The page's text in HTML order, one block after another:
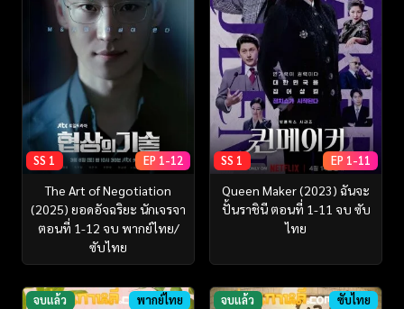
SS 1 EP 1-12
The Art of Negotiation
(2025) ยอดอัจฉริยะ นักเจรจา
ตอนที่ 1-12 จบ พากย์ไทย/
ซับไทย
SS 1 EP 1-11
Queen Maker (2023) ฉันจะ
ปั้นราชินี ตอนที่ 1-11 จบ ซับ
ไทย
จบแล้ว พากย์ไทย จบแล้ว ซับไทย